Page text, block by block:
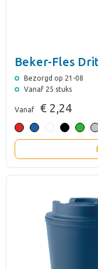
Beker-Fles
Bezorgd op 21-08
Vanaf 25 stuks
Vanaf € 2,24